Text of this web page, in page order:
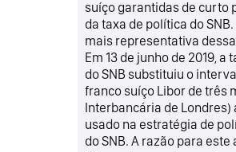
suíço garantidas de curto
da taxa de política do SNB.
mais representativa
Em 13 de junho de 2019, a
do SNB substituiu o
franco suíço Libor de três
Interbancária de
usado na estratégia de
do SNB. A razão para este